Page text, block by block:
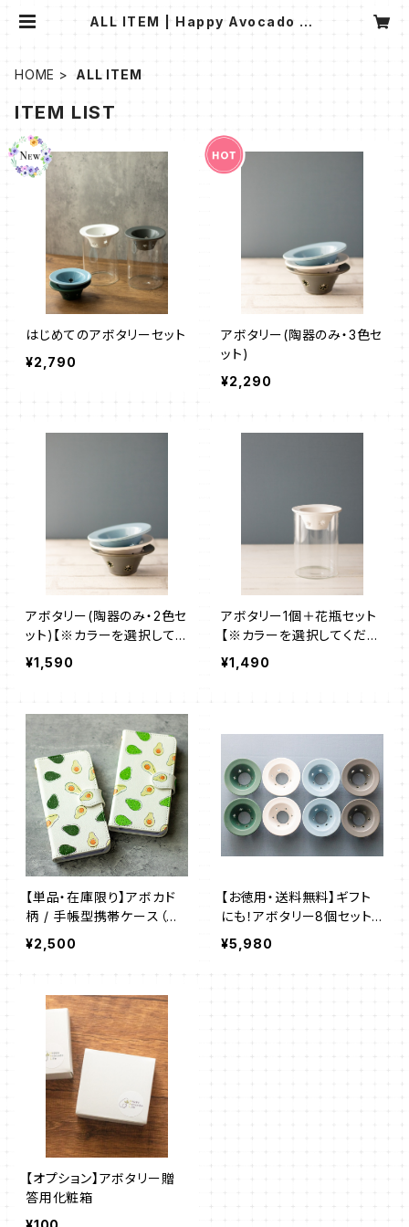
ALL ITEM | Happy Avocado Lif
HOME ALL ITEM
ITEM LIST
はじめてのアボタリーセット
¥2,790
アボタリー(陶器のみ・3色セ
ット)
¥2,290
アボタリー(陶器のみ・2色セ
ット)【※カラーを選択してく
ださい】
¥1,590
アボタリー1個＋花瓶セット
【※カラーを選択してくださ
い】
¥1,490
【単品・在庫限り】アボカド
柄 / 手帳型携帯ケース（※
機種・カラーをお選びくださ
い）
¥2,500
【お徳用・送料無料】ギフト
にも！アボタリー8個セット
（4色×2個）
¥5,980
【オプション】アボタリー贈
答用化粧箱